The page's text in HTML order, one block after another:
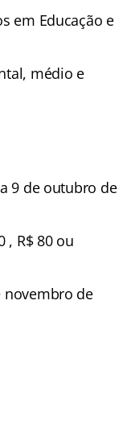
em Educação e
médio e
9 de outubro de
, R$ 80 ou
novembro de